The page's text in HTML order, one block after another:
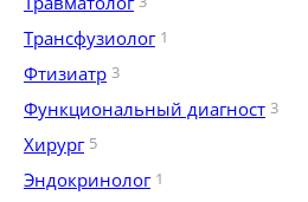
Трансфузиолог 1
Фтизиатр 3
Функциональный диагност 3
Хирург 5
Эндокринолог 1